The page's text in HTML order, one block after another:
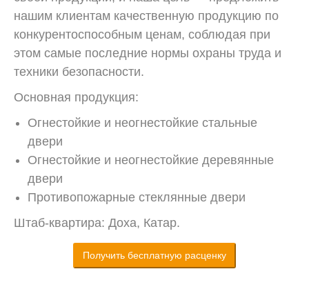
нашим клиентам качественную продукцию по
конкурентоспособным ценам, соблюдая при
этом самые последние нормы охраны труда и
техники безопасности.
Основная продукция:
Огнестойкие и неогнестойкие стальные
двери
Огнестойкие и неогнестойкие деревянные
двери
Противопожарные стеклянные двери
Штаб-квартира: Доха, Катар.
Получить бесплатную расценку